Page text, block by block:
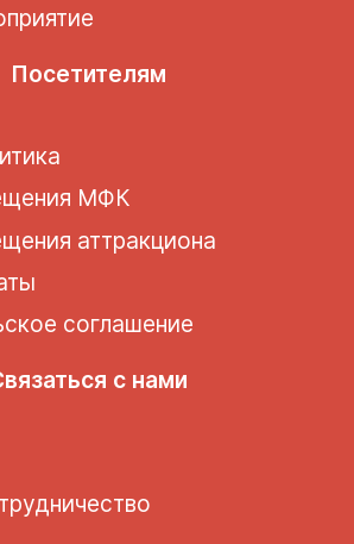
Посетителям
МФК
аттракциона
соглашение
с нами